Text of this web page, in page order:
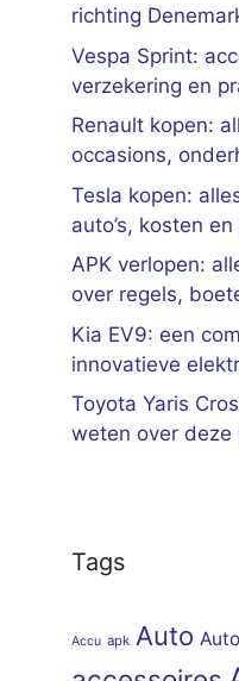
richting
Vespa Sprint:
verzekering en
Renault kopen:
occasions,
Tesla kopen:
auto’s, kosten
APK verlopen:
over regels,
Kia EV9: een
innovatieve
Toyota Yaris
weten over deze
Tags
Accu apk Auto